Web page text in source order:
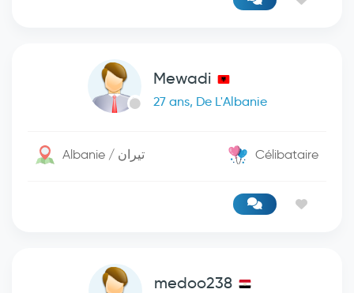
Mewadi
27 ans, De L'Albanie
Albanie / تيران Célibataire
medoo238